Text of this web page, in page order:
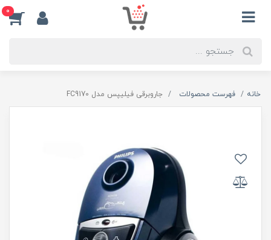
0
خانه فهرست محصولات جاروبرقی فیلیپس مدل FC9170